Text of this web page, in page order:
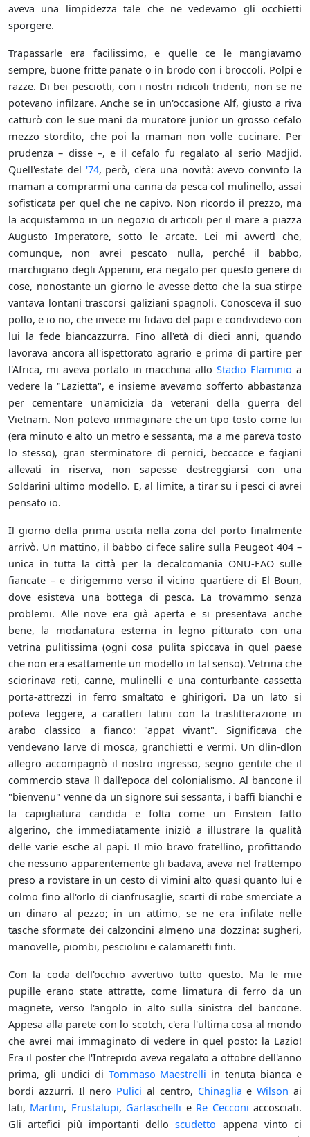
aveva una limpidezza tale che ne vedevamo gli occhietti
sporgere.
Trapassarle era facilissimo, e quelle ce le mangiavamo
sempre, buone fritte panate o in brodo con i broccoli. Polpi e
razze. Di bei pesciotti, con i nostri ridicoli tridenti, non se ne
potevano infilzare. Anche se in un'occasione Alf, giusto a riva
catturò con le sue mani da muratore junior un grosso cefalo
mezzo stordito, che poi la maman non volle cucinare. Per
prudenza – disse –, e il cefalo fu regalato al serio Madjid.
Quell'estate del '74, però, c'era una novità: avevo convinto la
maman a comprarmi una canna da pesca col mulinello, assai
sofisticata per quel che ne capivo. Non ricordo il prezzo, ma
la acquistammo in un negozio di articoli per il mare a piazza
Augusto Imperatore, sotto le arcate. Lei mi avvertì che,
comunque, non avrei pescato nulla, perché il babbo,
marchigiano degli Appenini, era negato per questo genere di
cose, nonostante un giorno le avesse detto che la sua stirpe
vantava lontani trascorsi galiziani spagnoli. Conosceva il suo
pollo, e io no, che invece mi fidavo del papi e condividevo con
lui la fede biancazzurra. Fino all'età di dieci anni, quando
lavorava ancora all'ispettorato agrario e prima di partire per
l'Africa, mi aveva portato in macchina alloStadio Flaminio a
vedere la "Lazietta", e insieme avevamo sofferto abbastanza
per cementare un'amicizia da veterani della guerra del
Vietnam. Non potevo immaginare che un tipo tosto come lui
(era minuto e alto un metro e sessanta, ma a me pareva tosto
lo stesso), gran sterminatore di pernici, beccacce e fagiani
allevati in riserva, non sapesse destreggiarsi con una
Soldarini ultimo modello. E, al limite, a tirar su i pesci ci avrei
pensato io.
Il giorno della prima uscita nella zona del porto finalmente
arrivò. Un mattino, il babbo ci fece salire sulla Peugeot 404 –
unica in tutta la città per la decalcomania ONU-FAO sulle
fiancate – e dirigemmo verso il vicino quartiere di El Boun,
dove esisteva una bottega di pesca. La trovammo senza
problemi. Alle nove era già aperta e si presentava anche
bene, la modanatura esterna in legno pitturato con una
vetrina pulitissima (ogni cosa pulita spiccava in quel paese
che non era esattamente un modello in tal senso). Vetrina che
sciorinava reti, canne, mulinelli e una conturbante cassetta
porta-attrezzi in ferro smaltato e ghirigori. Da un lato si
poteva leggere, a caratteri latini con la traslitterazione in
arabo classico a fianco: "appat vivant". Significava che
vendevano larve di mosca, granchietti e vermi. Un dlin-dlon
allegro accompagnò il nostro ingresso, segno gentile che il
commercio stava lì dall'epoca del colonialismo. Al bancone il
"bienvenu" venne da un signore sui sessanta, i baffi bianchi e
la capigliatura candida e folta come un Einstein fatto
algerino, che immediatamente iniziò a illustrare la qualità
delle varie esche al papi. Il mio bravo fratellino, profittando
che nessuno apparentemente gli badava, aveva nel frattempo
preso a rovistare in un cesto di vimini alto quasi quanto lui e
colmo fino all'orlo di cianfrusaglie, scarti di robe smerciate a
un dinaro al pezzo; in un attimo, se ne era infilate nelle
tasche sformate dei calzoncini almeno una dozzina: sugheri,
manovelle, piombi, pesciolini e calamaretti finti.
Con la coda dell'occhio avvertivo tutto questo. Ma le mie
pupille erano state attratte, come limatura di ferro da un
magnete, verso l'angolo in alto sulla sinistra del bancone.
Appesa alla parete con lo scotch, c'era l'ultima cosa al mondo
che avrei mai immaginato di vedere in quel posto: la Lazio!
Era il poster che l'Intrepido aveva regalato a ottobre dell'anno
prima, gli undici di Tommaso Maestrelli in tenuta bianca e
bordi azzurri. Il nero Pulici al centro, Chinaglia eWilson ai
lati, Martini, Frustalupi, Garlaschelli e Re Cecconi accosciati.
Gli artefici più importanti delloscudetto appena vinto ci